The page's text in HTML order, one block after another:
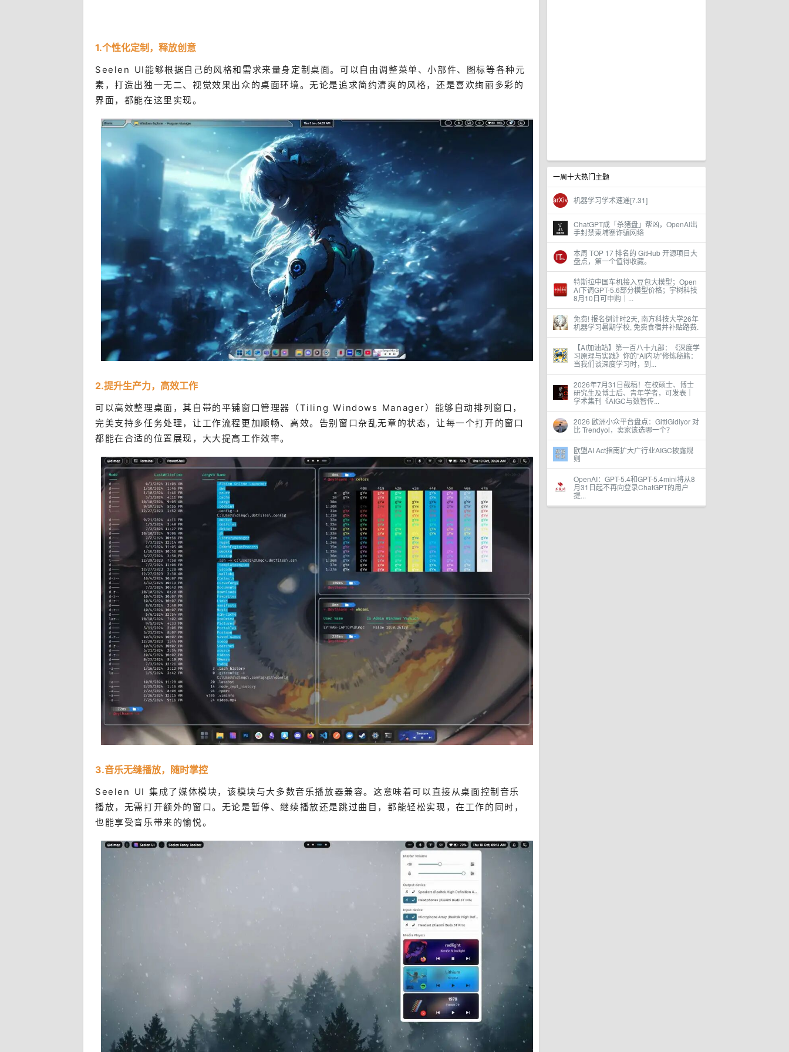
一周十大热门主题
机器学习学术速递[7.31]
ChatGPT成「杀猪盘」帮凶，OpenAI出
手封禁柬埔寨诈骗网络
本周 TOP 17 排名的 GitHub 开源项目大
盘点，第一个值得收藏。
特斯拉中国车机接入豆包大模型；Open
AI下调GPT-5.6部分模型价格；宇树科技
8月10日可申购｜...
免费! 报名倒计时2天, 南方科技大学26年
机器学习暑期学校, 免费食宿并补贴路费.
【AI加油站】第一百八十九部：《深度学
习原理与实践》你的“AI内功”修炼秘籍：
当我们谈深度学习时，到...
2026年7月31日截稿！在校硕士、博士
研究生及博士后、青年学者，可发表｜
学术集刊《AIGC与数智传...
2026 欧洲小众平台盘点：GittiGidiyor 对
比 Trendyol，卖家该选哪一个？
欧盟AI Act指南扩大广行业AIGC披露规
则
OpenAI：GPT-5.4和GPT-5.4mini将从8
月31日起不再向登录ChatGPT的用户
提...
1.个性化定制，释放创意
Seelen UI能够根据自己的风格和需求来量身定制桌面。可以自由调整菜单、小部件、图标等各种元
素，打造出独一无二、视觉效果出众的桌面环境。无论是追求简约清爽的风格，还是喜欢绚丽多彩的
界面，都能在这里实现。
2.提升生产力，高效工作
可以高效整理桌面，其自带的平铺窗口管理器（Tiling Windows Manager）能够自动排列窗口，
完美支持多任务处理，让工作流程更加顺畅、高效。告别窗口杂乱无章的状态，让每一个打开的窗口
都能在合适的位置展现，大大提高工作效率。
3.音乐无缝播放，随时掌控
Seelen UI 集成了媒体模块，该模块与大多数音乐播放器兼容。这意味着可以直接从桌面控制音乐
播放，无需打开额外的窗口。无论是暂停、继续播放还是跳过曲目，都能轻松实现，在工作的同时，
也能享受音乐带来的愉悦。